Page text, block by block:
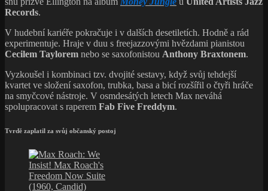
Records.
V hudební kariéře pokračuje i v dalších desetiletích. Hodně a rád
experimentuje. Hraje v duu s freejazzovými hvězdami pianistou
Cecilem Taylorem nebo se saxofonistou Anthony Braxtonem.
Vyzkoušel i kombinaci tzv. dvojité sestavy, když svůj tehdejší
kvartet ve složení saxofon, trubka, basa a bicí rozšířil o čtyři hráče
na smyčcové nástroje. V osmdesátých letech Max neváhá
spolupracovat s raperem Fab Five Freddym.
Tvrdě zaplatil za svůj občanský postoj